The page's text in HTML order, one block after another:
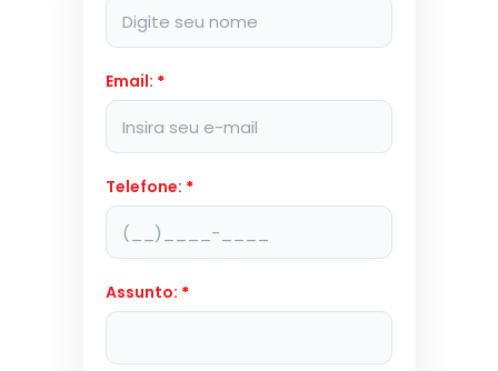
Email: *
Telefone: *
Assunto: *